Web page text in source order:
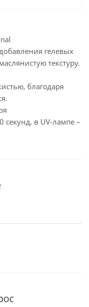
гелевых
текстуру.
благодаря
секунд, в UV-лампе –